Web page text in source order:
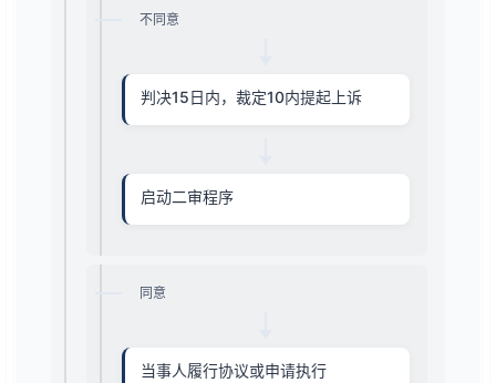
不同意
判决15日内，裁定10内提起上诉
启动二审程序
同意
当事人履行协议或申请执行